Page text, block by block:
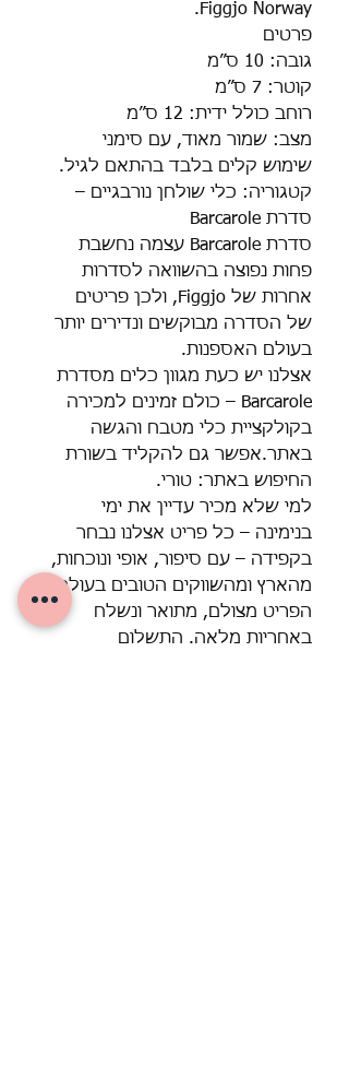
Figgjo Norway.
פרטים
גובה: 10 ס”מ
קוטר: 7 ס”מ
רוחב כולל ידית: 12 ס”מ
מצב: שמור מאוד, עם סימני
שימוש קלים בלבד בהתאם לגיל.
קטגוריה: כלי שולחן נורבגיים –
סדרת Barcarole
סדרת Barcarole עצמה נחשבת
פחות נפוצה בהשוואה לסדרות
אחרות של Figgjo, ולכן פריטים
של הסדרה מבוקשים ונדירים יותר
בעולם האספנות.
אצלנו יש כעת מגוון כלים מסדרת
Barcarole – כולם זמינים למכירה
בקולקציית כלי מטבח והגשה
באתר.אפשר גם להקליד בשורת
החיפוש באתר: טורי.
למי שלא מכיר עדיין את ימי
בנימינה – כל פריט אצלנו נבחר
בקפידה – עם סיפור, אופי ונוכחות,
מהארץ ומהשווקים הטובים בעולם.
הפריט מצולם, מתואר ונשלח
באחריות מלאה. התשלום